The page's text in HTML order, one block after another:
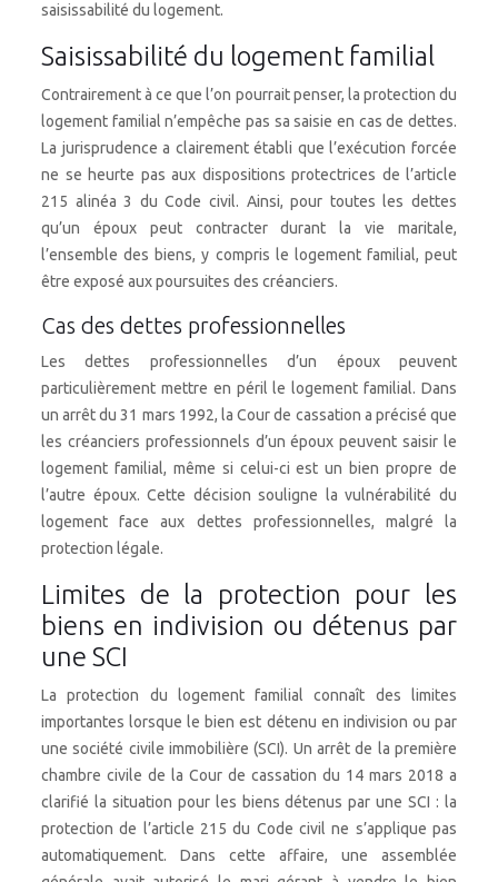
saisissabilité du logement.
Saisissabilité du logement familial
Contrairement à ce que l’on pourrait penser, la protection du
logement familial n’empêche pas sa saisie en cas de dettes.
La jurisprudence a clairement établi que l’exécution forcée
ne se heurte pas aux dispositions protectrices de l’article
215 alinéa 3 du Code civil. Ainsi, pour toutes les dettes
qu’un époux peut contracter durant la vie maritale,
l’ensemble des biens, y compris le logement familial, peut
être exposé aux poursuites des créanciers.
Cas des dettes professionnelles
Les dettes professionnelles d’un époux peuvent
particulièrement mettre en péril le logement familial. Dans
un arrêt du 31 mars 1992, la Cour de cassation a précisé que
les créanciers professionnels d’un époux peuvent saisir le
logement familial, même si celui-ci est un bien propre de
l’autre époux. Cette décision souligne la vulnérabilité du
logement face aux dettes professionnelles, malgré la
protection légale.
Limites de la protection pour les
biens en indivision ou détenus par
une SCI
La protection du logement familial connaît des limites
importantes lorsque le bien est détenu en indivision ou par
une société civile immobilière (SCI). Un arrêt de la première
chambre civile de la Cour de cassation du 14 mars 2018 a
clarifié la situation pour les biens détenus par une SCI : la
protection de l’article 215 du Code civil ne s’applique pas
automatiquement. Dans cette affaire, une assemblée